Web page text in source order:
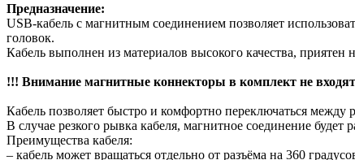
Предназначение:
USB-кабель с магнитным соединением позволяет
головок.
Кабель выполнен из материалов высокого качества,
!!! Внимание магнитные коннекторы в комплект не
Кабель позволяет быстро и комфортно переключаться между
В случае резкого рывка кабеля, магнитное соединение
Преимущества кабеля:
– кабель может вращаться отдельно от разъёма на 360